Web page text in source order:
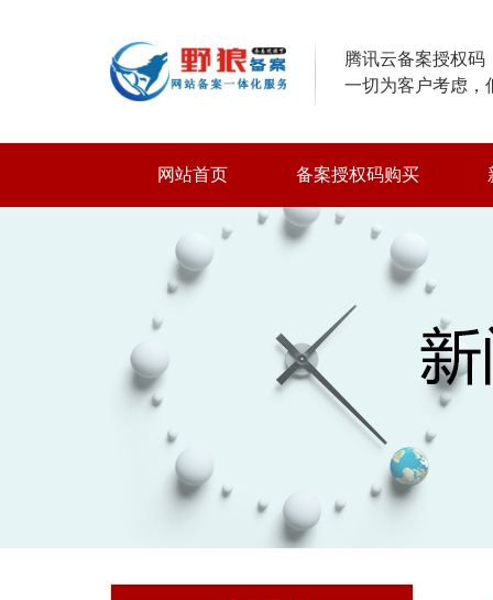
腾讯云备案授权
一切为客户考虑，
网站首页 备案授权码购买